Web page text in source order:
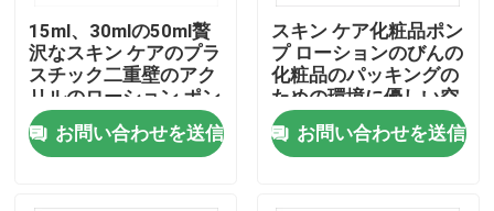
ホーム
15ml、30mlの50ml贅
沢なスキン ケアのプラ
スチック二重壁のアク
リルのローション ポン
プびん
お問い合わせを送信
スキン ケア化粧品ポン
プ ローションのびんの
化粧品のパッキングの
ための環境に優しい空
のローションのびん
お問い合わせを送信